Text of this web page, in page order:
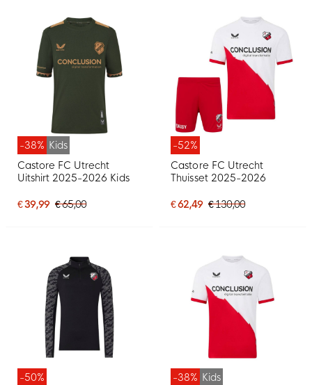
-38% Kids
Castore FC Utrecht
Uitshirt 2025-2026 Kids
€ 39,99 € 65,00
-52%
Castore FC Utrecht
Thuisset 2025-2026
€ 62,49 € 130,00
-50%
-38% Kids